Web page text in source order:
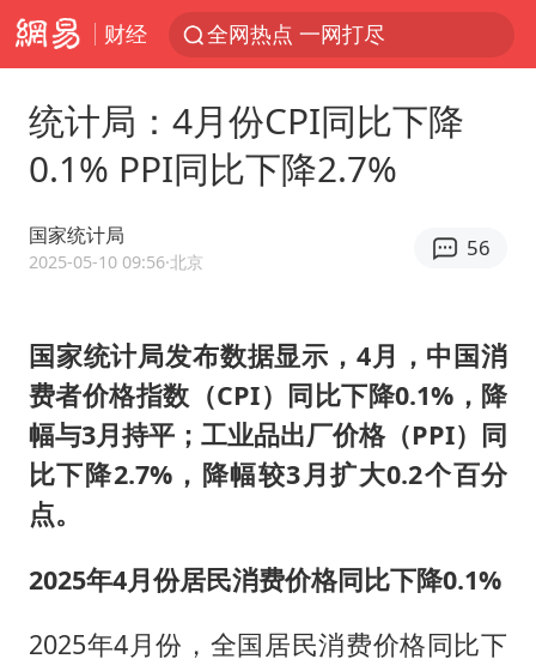
财经 全网热点 一网打尽
统计局：4月份CPI同比下降
0.1% PPI同比下降2.7%
国家统计局
2025-05-10 09:56·北京
56
国家统计局发布数据显示，4月，中国消
费者价格指数（CPI）同比下降0.1%，降
幅与3月持平；工业品出厂价格（PPI）同
比下降2.7%，降幅较3月扩大0.2个百分
点。
2025年4月份居民消费价格同比下降0.1%
2025年4月份，全国居民消费价格同比下